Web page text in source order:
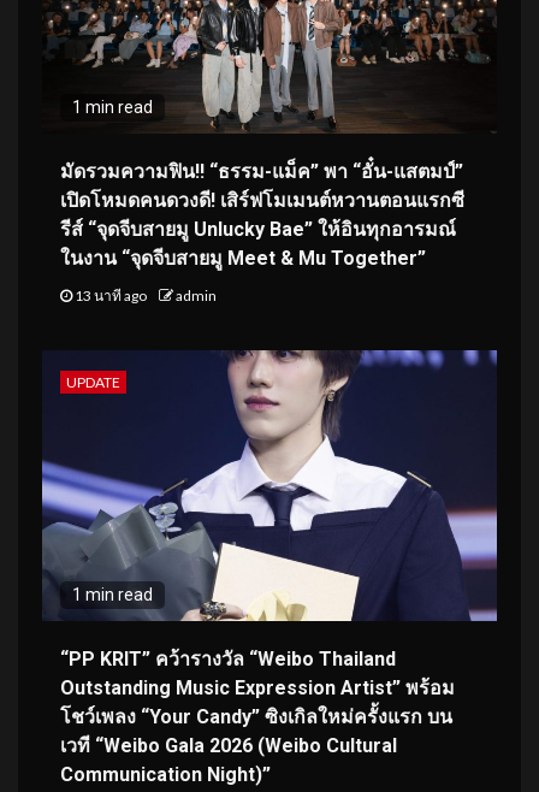
1 min read
มัดรวมความฟิน!! “ธรรม-แม็ค” พา “อั๋น-แสตมป์”
เปิดโหมดคนดวงดี! เสิร์ฟโมเมนต์หวานตอนแรกซี
รีส์ “จุดจีบสายมู Unlucky Bae” ให้อินทุกอารมณ์
ในงาน “จุดจีบสายมู Meet & Mu Together”
13 นาที ago admin
UPDATE
1 min read
“PP KRIT” คว้ารางวัล “Weibo Thailand
Outstanding Music Expression Artist” พร้อม
โชว์เพลง “Your Candy” ซิงเกิลใหม่ครั้งแรก บน
เวที “Weibo Gala 2026 (Weibo Cultural
Communication Night)”